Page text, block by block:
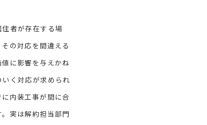
者が存在する場
の対応を間違える
に影響を与えかね
く対応が求められ
内装工事が間に合
実は解約担当部門